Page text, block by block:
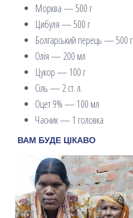
Морква — 500 г
Цибуля — 500 г
Болгарський перець — 500 г
Олія — 200 мл
Цукор — 100 г
Сіль — 2 ст. л.
Оцет 9% — 100 мл
Часник — 1 головка